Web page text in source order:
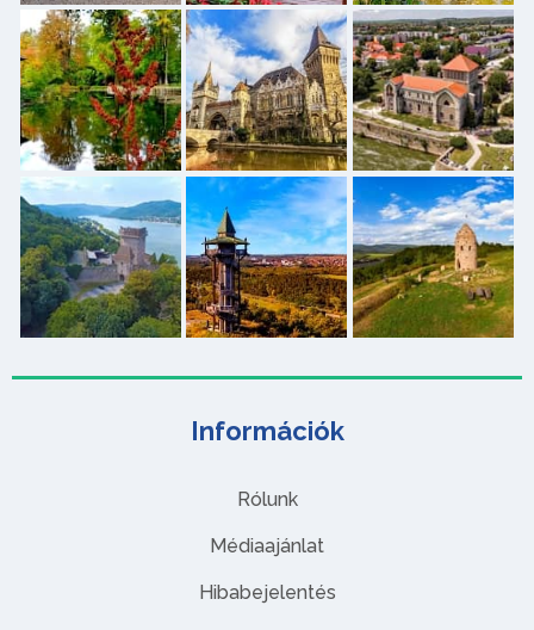
Információk
Rólunk
Médiaajánlat
Hibabejelentés